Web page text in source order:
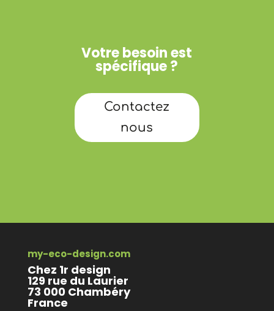
Votre besoin est
spécifique ?
Contactez
nous
my-eco-design.com
Chez 1r design
129 rue du Laurier
73 000 Chambéry
France